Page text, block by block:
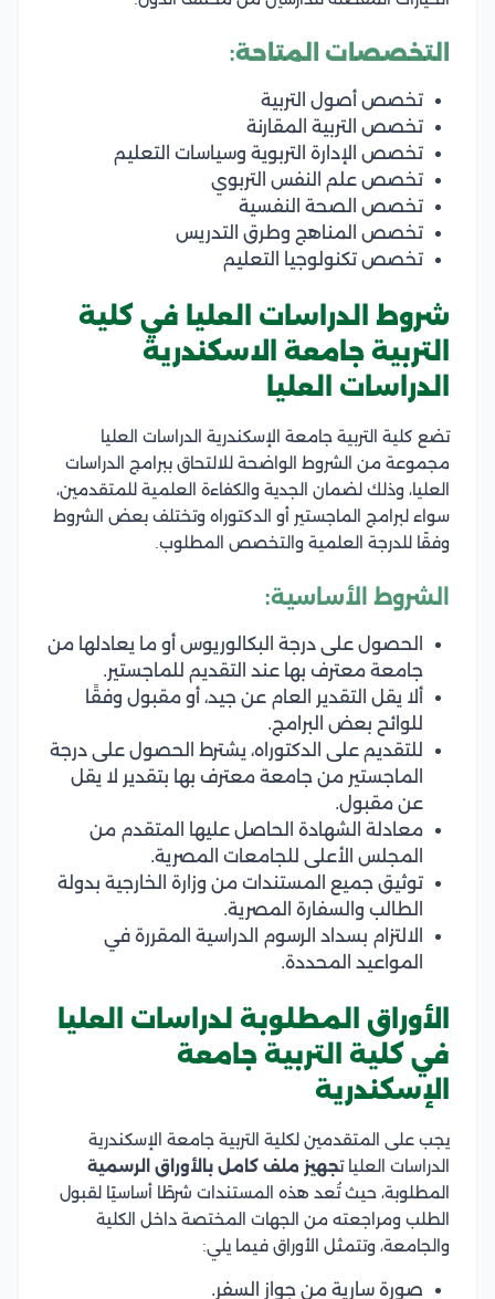
التخصصات المتاحة:
تخصص أصول التربية
تخصص التربية المقارنة
تخصص الإدارة التربوية وسياسات التعليم
تخصص علم النفس التربوي
تخصص الصحة النفسية
تخصص المناهج وطرق التدريس
تخصص تكنولوجيا التعليم
شروط الدراسات العليا في كلية
التربية جامعة الاسكندرية
الدراسات العليا
تضع كلية التربية جامعة الإسكندرية الدراسات العليا
مجموعة من الشروط الواضحة للالتحاق ببرامج الدراسات
العليا، وذلك لضمان الجدية والكفاءة العلمية للمتقدمين،
سواء لبرامج الماجستير أو الدكتوراه وتختلف بعض الشروط
وفقًا للدرجة العلمية والتخصص المطلوب.
الشروط الأساسية:
الحصول على درجة البكالوريوس أو ما يعادلها من
جامعة معترف بها عند التقديم للماجستير.
ألا يقل التقدير العام عن جيد، أو مقبول وفقًا
للوائح بعض البرامج.
للتقديم على الدكتوراه، يشترط الحصول على درجة
الماجستير من جامعة معترف بها بتقدير لا يقل
عن مقبول.
معادلة الشهادة الحاصل عليها المتقدم من
المجلس الأعلى للجامعات المصرية.
توثيق جميع المستندات من وزارة الخارجية بدولة
الطالب والسفارة المصرية.
الالتزام بسداد الرسوم الدراسية المقررة في
المواعيد المحددة.
الأوراق المطلوبة لدراسات العليا
في كلية التربية جامعة
الإسكندرية
يجب على المتقدمين لكلية التربية جامعة الإسكندرية
الدراسات العليا تجهيز ملف كامل بالأوراق الرسمية
المطلوبة، حيث تُعد هذه المستندات شرطًا أساسيًا لقبول
الطلب ومراجعته من الجهات المختصة داخل الكلية
والجامعة، وتتمثل الأوراق فيما يلي:
صورة سارية من جواز السفر.